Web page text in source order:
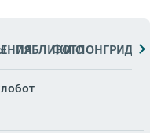
ПАБЛИКИ
ФОТОЛОНГРИДЫ